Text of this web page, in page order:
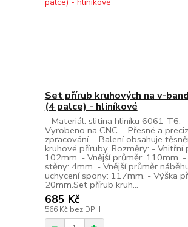
Set přírub kruhových na v-
(4 palce) - hliníkové
- Materiál: slitina hliníku 6061-T6. -
Vyrobeno na CNC. - Přesné a
zpracování. - Balení obsahuje
kruhové příruby. Rozměry: - Vnitřní
102mm. - Vnější průměr: 110mm. -
stěny: 4mm. - Vnější průměr
uchycení spony: 117mm. - Výška
20mm.Set přírub kruh...
685 Kč
566 Kč bez DPH